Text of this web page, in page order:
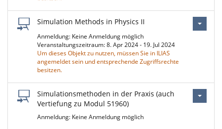
Simulation Methods in Physics II
Anmeldung: Keine Anmeldung möglich
Veranstaltungszeitraum: 8. Apr 2024 - 19. Jul 2024
Um dieses Objekt zu nutzen, müssen Sie in ILIAS
angemeldet sein und entsprechende Zugriffsrechte
besitzen.
Simulationsmethoden in der Praxis (auch
Vertiefung zu Modul 51960)
Anmeldung: Keine Anmeldung möglich